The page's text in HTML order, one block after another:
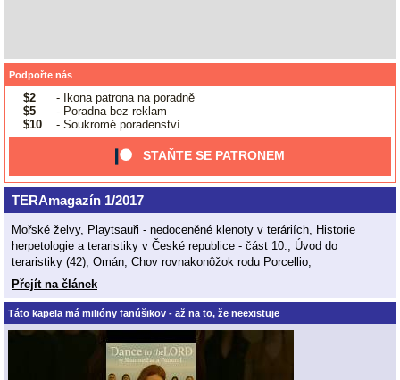
Podpořte nás
$2
- Ikona patrona na poradně
$5
- Poradna bez reklam
$10
- Soukromé poradenství
STAŇTE SE PATRONEM
TERAmagazín 1/2017
Mořské želvy, Playtsauři - nedoceněné klenoty v teráriích, Historie
herpetologie a teraristiky v České republice - část 10., Úvod do
teraristiky (42), Omán, Chov rovnakonôžok rodu Porcellio;
Přejít na článek
Táto kapela má milióny fanúšikov - až na to, že neexistuje